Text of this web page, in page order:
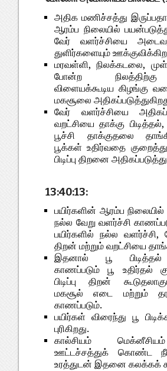
அதிக மணிச்சத்து
ஆரம்ப நிலையில்
வேர் வளர்ச்சியை
துளிர்களையும்
மரவள்ளி, நிலக்கடலை,
போன்ற
விளையக்கூடிய கிழங்கு
மகசூலை
வேர் வளர்ச்சியை
வறட்சியை தாக்கு
பூச்சி தாக்குதலை
பூக்கள் உதிர்வதை
பிடிப்பு திறனை
13:40:13:
பயிர்களின் ஆரம்ப
நல்ல வேறு வளர்ச்சி
பயிர்களில் நல்ல வளர்ச்சி,
திறன் மற்றும் வறட்சியை
இதனால் பூ
காணப்படும் பூ உதிர்தல்
பிடிப்பு திறன்
மகசூல் எடை மற்றும்
காணப்படும்.
பயிர்கள் விரைந்து பூ
புரிகிறது.
கால்சியம்
ஊட்டச்சத்துக் கொண்ட
உரத்துடன் இதனை கலக்கக்